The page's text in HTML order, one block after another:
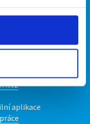
další projekty
aplikace